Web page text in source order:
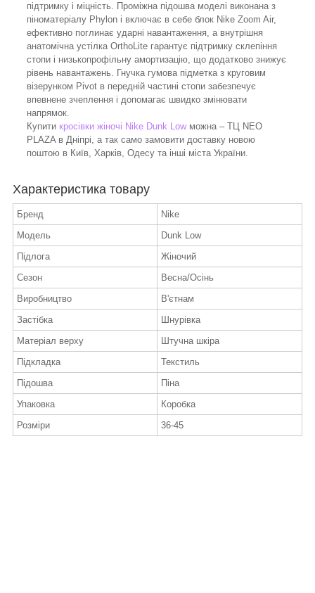
підтримку і міцність. Проміжна підошва моделі виконана з
піноматеріалу Phylon і включає в себе блок Nike Zoom Air,
ефективно поглинає ударні навантаження, а внутрішня
анатомічна устілка OrthoLite гарантує підтримку склепіння
стопи і низькопрофільну амортизацію, що додатково знижує
рівень навантажень. Гнучка гумова підметка з круговим
візерунком Pivot в передній частині стопи забезпечує
впевнене зчеплення і допомагає швидко змінювати
напрямок.
Купити кросівки жіночі Nike Dunk Lowможна – ТЦ NEO
PLAZA в Дніпрі, а так само замовити доставку новою
поштою в Київ, Харків, Одесу та інші міста України.
Характеристика товару
Бренд
Nike
Модель
Dunk Low
Підлога
Жіночий
Сезон
Весна/Осінь
Виробництво
В'єтнам
Застібка
Шнурівка
Матеріал верху
Штучна шкіра
Підкладка
Текстиль
Підошва
Піна
Упаковка
Коробка
Розміри
36-45